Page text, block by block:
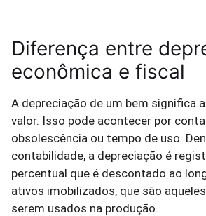
Diferença entre
econômica e fiscal
A depreciação de um bem significa
valor. Isso pode acontecer por
obsolescência ou tempo de uso.
contabilidade, a depreciação é
percentual que é descontado ao
ativos imobilizados, que são
serem usados na produção.